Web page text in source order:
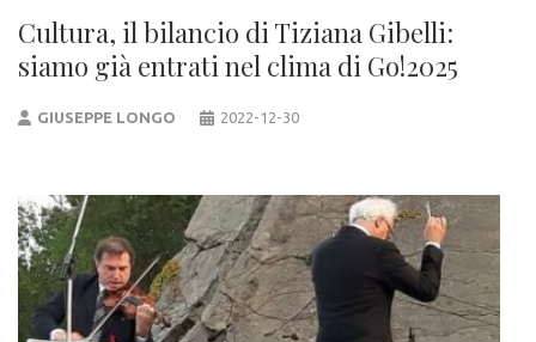
Cultura, il bilancio di Tiziana Gibelli:
siamo già entrati nel clima di Go!2025
GIUSEPPE LONGO 2022-12-30